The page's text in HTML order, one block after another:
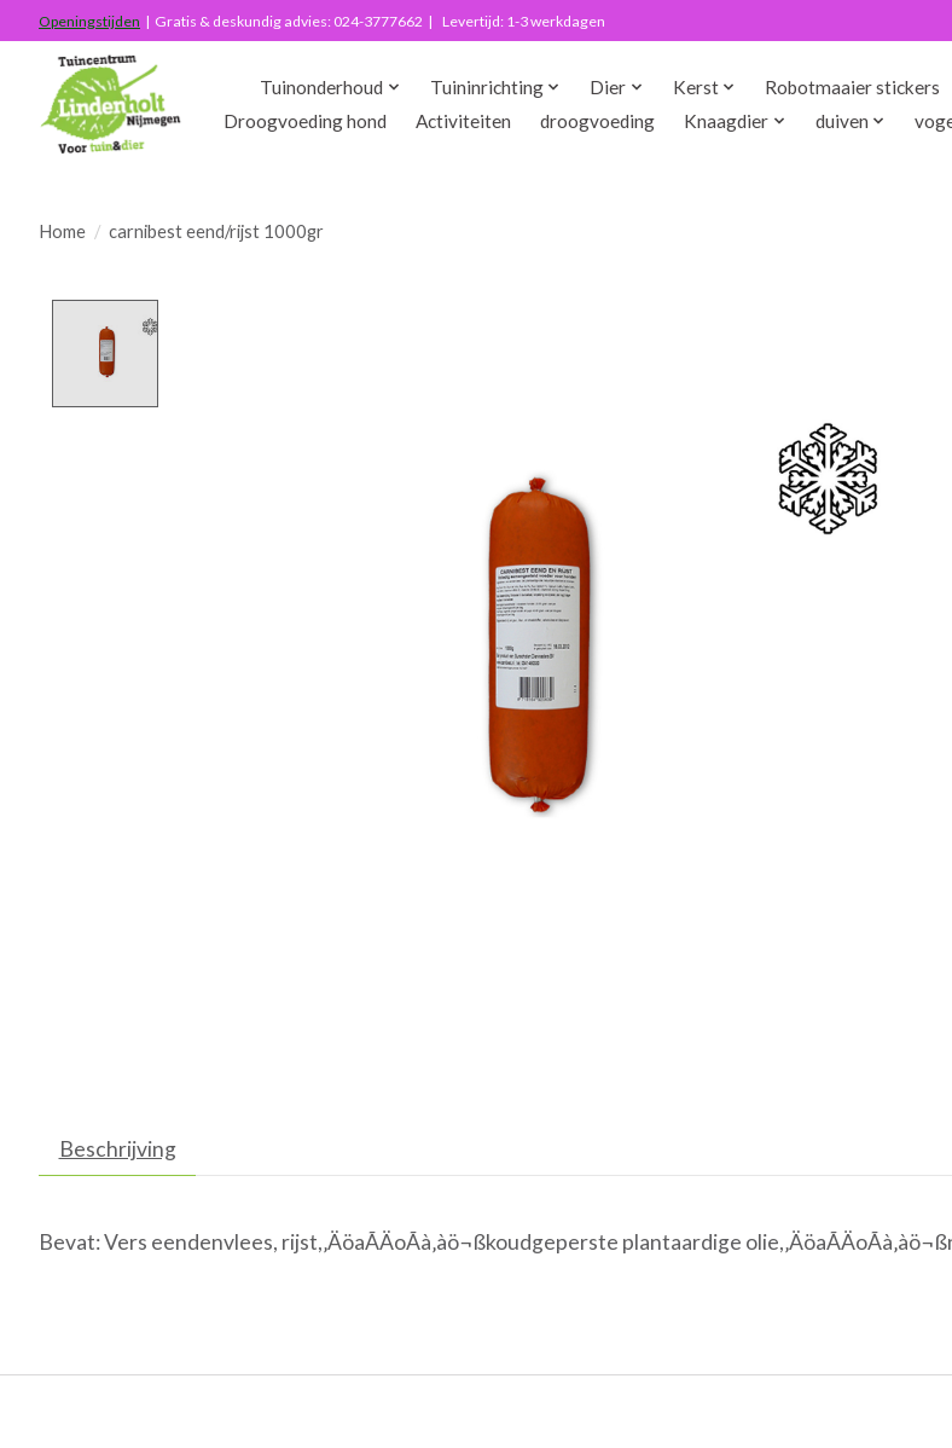
Openingstijden | Gratis & deskundig advies: 024-3777662 | Levertijd: 1-3 werkdagen
Tuinonderhoud Tuininrichting Dier Kerst Robotmaaier stickers
Droogvoeding hond
Activiteiten droogvoeding Knaagdier duiven
Home / carnibest eend/rijst 1000gr
Beschrijving
Bevat: Vers eendenvlees, rijst,‚ÄöaÃÄoÃà‚àö¬ßkoudgeperste plantaardige